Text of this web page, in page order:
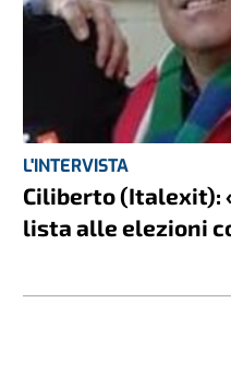
L'INTERVISTA
Ciliberto (Italexit):
lista alle elezioni